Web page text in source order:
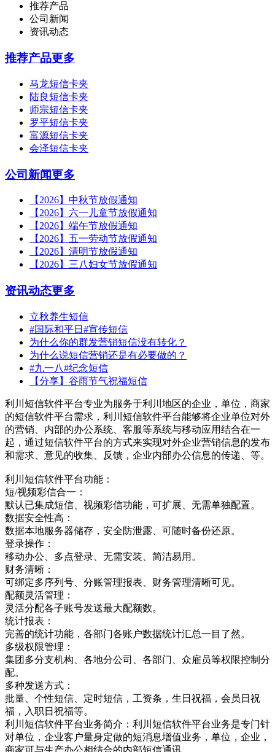
推荐产品
公司新闻
资讯动态
推荐产品更多
马龙短信卡夹
陆良短信卡夹
师宗短信卡夹
罗平短信卡夹
富源短信卡夹
会泽短信卡夹
公司新闻更多
【2026】中秋节放假通知
【2026】六一儿童节放假通知
【2026】端午节放假通知
【2026】五一劳动节放假通知
【2026】清明节放假通知
【2026】三八妇女节放假通知
资讯动态更多
立秋养生短信
#国际和平日#宣传短信
为什么你的群发营销短信没有转化？
为什么说短信营销还是有必要做的？
#九一八#纪念短信
【分享】谷雨节气祝福短信
利川短信软件平台专业为服务于利川地区的企业，单位，商家
的短信软件平台需求，利川短信软件平台能够将企业单位对外
的营销、内部的办公系统、客服等系统与移动应用结合在一
起，通过短信软件平台的方式来实现对外企业营销信息的发布
和需求、意见的收集、反馈，企业内部办公信息的传递、等。
利川短信软件平台功能：
短/视频彩信合一：
默认已集成短信、视频彩信功能，可扩展、无需单独配置。
数据安全性高：
数据本地服务器储存，安全防泄露、可随时备份还原。
登录操作：
移动办公、多点登录、无需安装、简洁易用。
财务清晰：
可绑定多序列号、分账管理报表、财务管理清晰可见。
配额灵活管理：
灵活分配各子账号发送最大配额数。
统计报表：
完善的统计功能，各部门各账户数据统计汇总一目了然。
多级权限管理：
集团多分支机构、各地分公司、各部门、众雇员等权限控制分
配。
多种发送方式：
批量、个性短信、定时短信，工资条，生日祝福，会员日祝
福，入职日祝福等。
利川短信软件平台业务简介：利川短信软件平台业务是专门针
对单位，企业客户量身定做的短消息增值业务，单位，企业，
商家可与生产办公相结合的内部短信通讯，